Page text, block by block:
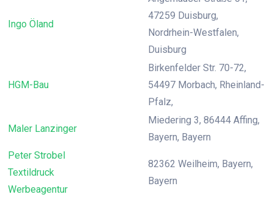
Ingo Öland
47259 Duisburg,
Nordrhein-Westfalen,
Duisburg
HGM-Bau
Birkenfelder Str. 70-72,
54497 Morbach, Rheinland-
Pfalz,
Maler Lanzinger
Miedering 3, 86444 Affing,
Bayern, Bayern
Peter Strobel
Textildruck
Werbeagentur
82362 Weilheim, Bayern,
Bayern